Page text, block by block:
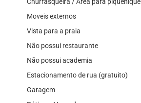
Moveis externos
Vista para a praia
Não possui restaurante
Não possui academia
Estacionamento de rua (gratuito)
Garagem